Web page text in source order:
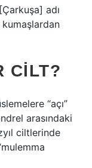
adı
CILT?
“açı”
arasındaki
ciltlerinde